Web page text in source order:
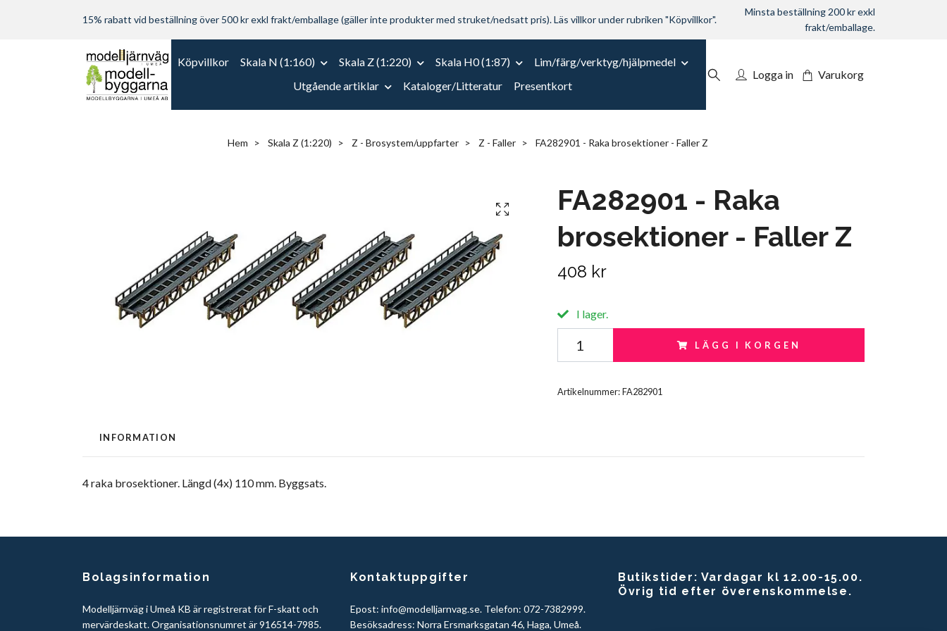
15% rabatt vid beställning över 500 kr exkl frakt/emballage (gäller inte produkter med struket/nedsatt pris). Läs villkor under rubriken "Köpvillkor".
Minsta beställning 200 kr exkl
frakt/emballage.
Köpvillkor Skala N (1:160) Skala Z (1:220) Skala H0 (1:87)
Lim/färg/verktyg/hjälpmedel
Utgående artiklar
Kataloger/Litteratur Presentkort
Logga in Varukorg
Hem Skala Z (1:220) Z - Brosystem/uppfarter Z - Faller FA282901 - Raka brosektioner - Faller Z
FA282901 - Raka
brosektioner - Faller Z
408 kr
I lager.
LÄGG I KORGEN
Artikelnummer:FA282901
INFORMATION
4 raka brosektioner. Längd (4x) 110 mm. Byggsats.
Bolagsinformation
Modelljärnväg i Umeå KB är registrerat för F-skatt och
mervärdeskatt. Organisationsnumret är 916514-7985.
Kontaktuppgifter
Epost: info@modelljarnvag.se. Telefon: 072-7382999.
Besöksadress: Norra Ersmarksgatan 46, Haga, Umeå.
Butikstider: Vardagar kl 12.00-15.00.
Övrig tid efter överenskommelse.